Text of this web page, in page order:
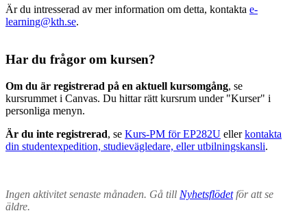
Är du intresserad av mer information om detta, kontakta e-
learning@kth.se.
Har du frågor om kursen?
Om du är registrerad på en aktuell kursomgång, se
kursrummet i Canvas. Du hittar rätt kursrum under "Kurser" i
personliga menyn.
Är du inte registrerad, se Kurs-PM för EP282U ellerkontakta
din studentexpedition, studievägledare, eller utbilningskansli.
Ingen aktivitet senaste månaden. Gå till Nyhetsflödetför att se
äldre.